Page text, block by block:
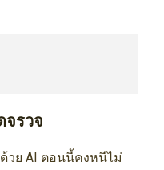
รวจ
วย AI ตอนนี้คงหนีไม่